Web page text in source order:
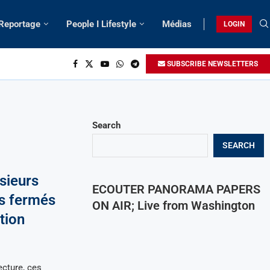
People I Lifestyle Médias LOGIN
SUBSCRIBE NEWSLETTERS
fermés
ces
Search
SEARCH
ECOUTER PANORAMA PAPERS
ON AIR; Live from Washington